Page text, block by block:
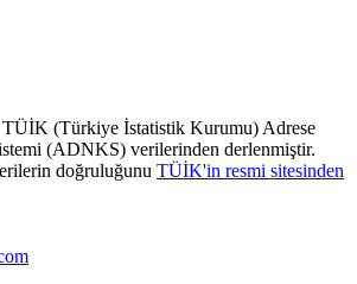
TÜİK (Türkiye İstatistik Kurumu) Adrese
(ADNKS) verilerinden derlenmiştir.
doğruluğunu TÜİK'in resmi sitesinden